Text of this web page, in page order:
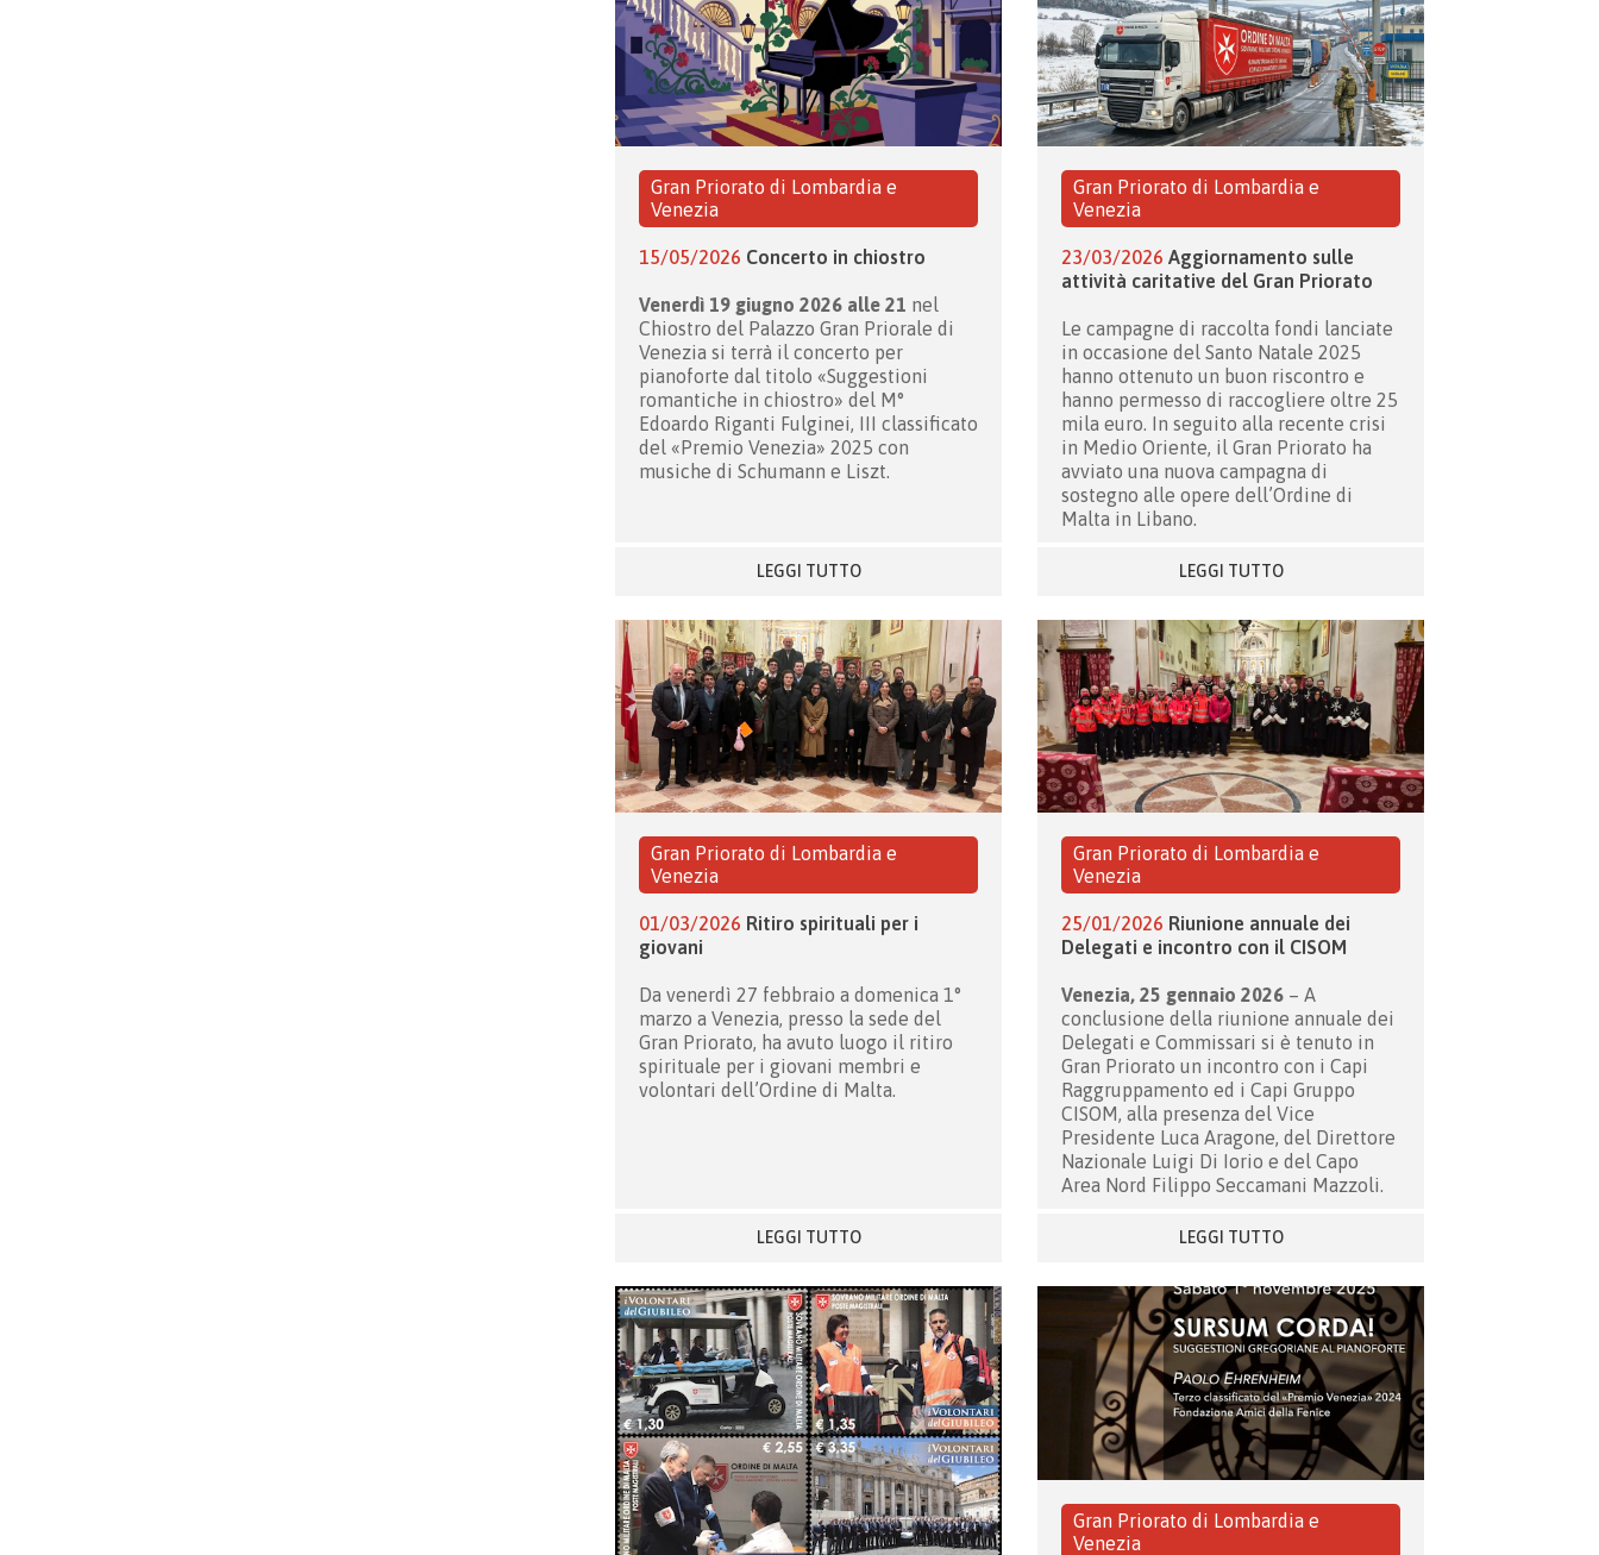
Gran Priorato di Lombardia e
Venezia
15/05/2026 Concerto in chiostro
Venerdì 19 giugno 2026 alle 21 nel
Chiostro del Palazzo Gran Priorale di
Venezia si terrà il concerto per
pianoforte dal titolo «Suggestioni
romantiche in chiostro» del M°
Edoardo Riganti Fulginei, III classificato
del «Premio Venezia» 2025 con
musiche di Schumann e Liszt.
LEGGI TUTTO
Gran Priorato di Lombardia e
Venezia
23/03/2026 Aggiornamento sulle
attività caritative del Gran Priorato
Le campagne di raccolta fondi lanciate
in occasione del Santo Natale 2025
hanno ottenuto un buon riscontro e
hanno permesso di raccogliere oltre 25
mila euro. In seguito alla recente crisi
in Medio Oriente, il Gran Priorato ha
avviato una nuova campagna di
sostegno alle opere dell’Ordine di
Malta in Libano.
LEGGI TUTTO
Gran Priorato di Lombardia e
Venezia
01/03/2026 Ritiro spirituali per i
giovani
Da venerdì 27 febbraio a domenica 1°
marzo a Venezia, presso la sede del
Gran Priorato, ha avuto luogo il ritiro
spirituale per i giovani membri e
volontari dell’Ordine di Malta.
LEGGI TUTTO
Gran Priorato di Lombardia e
Venezia
25/01/2026 Riunione annuale dei
Delegati e incontro con il CISOM
Venezia, 25 gennaio 2026 – A
conclusione della riunione annuale dei
Delegati e Commissari si è tenuto in
Gran Priorato un incontro con i Capi
Raggruppamento ed i Capi Gruppo
CISOM, alla presenza del Vice
Presidente Luca Aragone, del Direttore
Nazionale Luigi Di Iorio e del Capo
Area Nord Filippo Seccamani Mazzoli.
LEGGI TUTTO
Gran Priorato di Lombardia e
Venezia